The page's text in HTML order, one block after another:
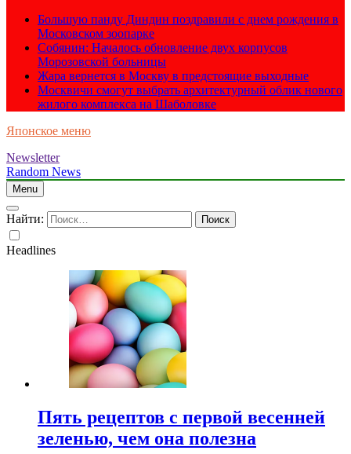
Большую панду Диндин поздравили с днем рождения в
Московском зоопарке
Собянин: Началось обновление двух корпусов
Морозовской больницы
Жара вернется в Москву в предстоящие выходные
Москвичи смогут выбрать архитектурный облик нового
жилого комплекса на Шаболовке
Японское меню
Newsletter
Random News
Menu
Найти:
Headlines
Пять рецептов с первой весенней
зеленью, чем она полезна